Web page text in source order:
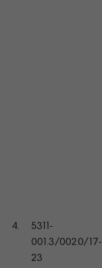
4.
5311-
001.3/002.0/17-
23